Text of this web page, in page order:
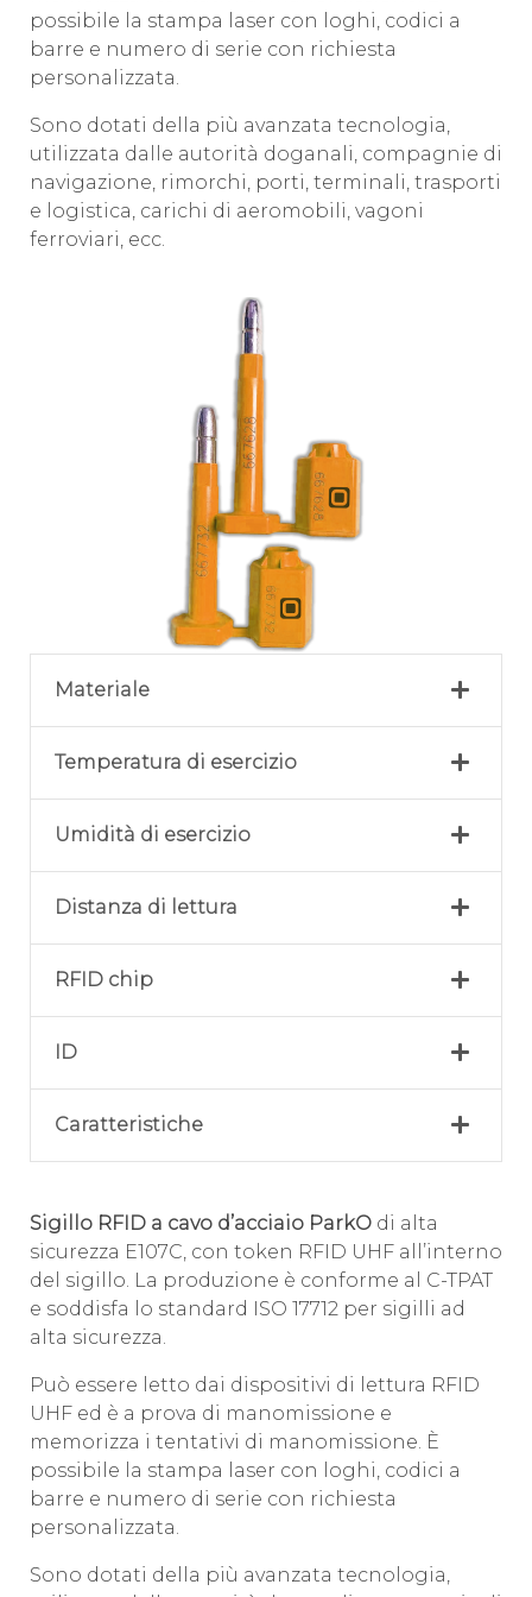
possibile la stampa laser con loghi, codici a
barre e numero di serie con richiesta
personalizzata.
Sono dotati della più avanzata tecnologia,
utilizzata dalle autorità doganali, compagnie di
navigazione, rimorchi, porti, terminali, trasporti
e logistica, carichi di aeromobili, vagoni
ferroviari, ecc.
Materiale
Temperatura di esercizio
Umidità di esercizio
Distanza di lettura
RFID chip
ID
Caratteristiche
Sigillo RFID a cavo d’acciaio ParkO di alta
sicurezza E107C, con token RFID UHF all’interno
del sigillo. La produzione è conforme al C-TPAT
e soddisfa lo standard ISO 17712 per sigilli ad
alta sicurezza.
Può essere letto dai dispositivi di lettura RFID
UHF ed è a prova di manomissione e
memorizza i tentativi di manomissione. È
possibile la stampa laser con loghi, codici a
barre e numero di serie con richiesta
personalizzata.
Sono dotati della più avanzata tecnologia,